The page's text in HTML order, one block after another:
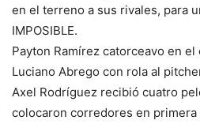
en el terreno a sus rivales, para
IMPOSIBLE.
Payton Ramírez catorceavo en
Luciano Abrego con rola al
Axel Rodríguez recibió cuatro
colocaron corredores en primera